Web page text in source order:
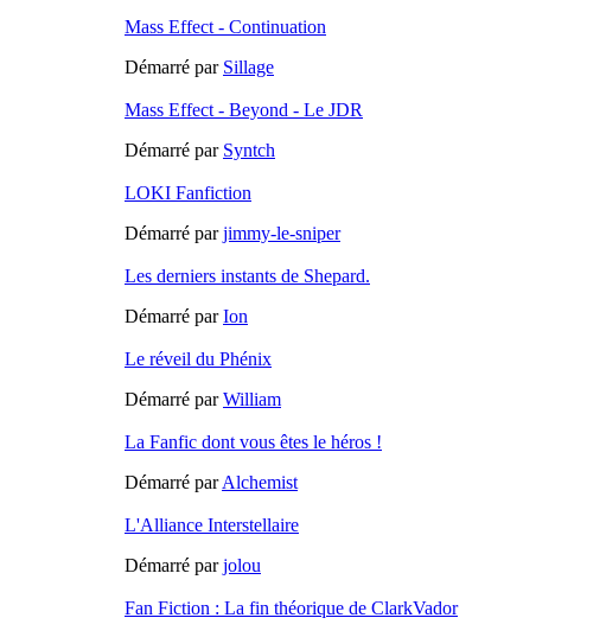
Mass Effect - Continuation
Démarré par Sillage
Mass Effect - Beyond - Le JDR
Démarré par Syntch
LOKI Fanfiction
Démarré parjimmy-le-sniper
Les derniers instants de Shepard.
Démarré parIon
Le réveil du Phénix
Démarré parWilliam
La Fanfic dont vous êtes le héros !
Démarré parAlchemist
L'Alliance Interstellaire
Démarré parjolou
Fan Fiction : La fin théorique de ClarkVador